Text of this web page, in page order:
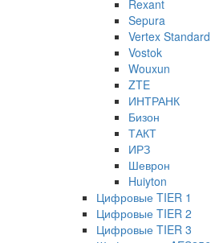
Rexant
Sepura
Vertex Standard
Vostok
Wouxun
ZTE
ИНТРАНК
Бизон
ТАКТ
ИРЗ
Шеврон
Huiyton
Цифровые TIER 1
Цифровые TIER 2
Цифровые TIER 3